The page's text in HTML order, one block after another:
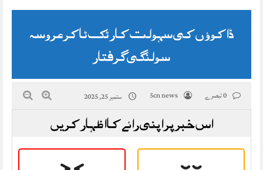
ڈاکوؤں کی سہولت کار ٹک ٹاکر عروسہ
سولنگی گرفتار
5cn news ستمبر 25, 2025
اس خبر پر اپنی رائے کا اظہار کریں